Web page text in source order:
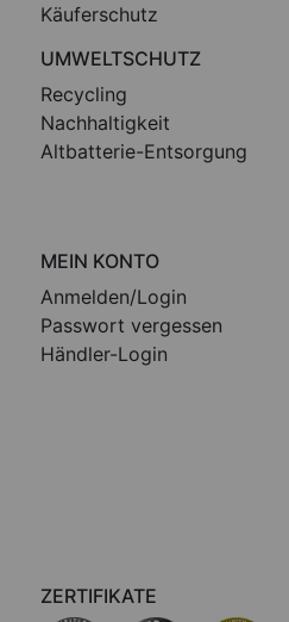
Käuferschutz
UMWELTSCHUTZ
Recycling
Nachhaltigkeit
Altbatterie-Entsorgung
MEIN KONTO
Anmelden/Login
Passwort vergessen
Händler-Login
ZERTIFIKATE